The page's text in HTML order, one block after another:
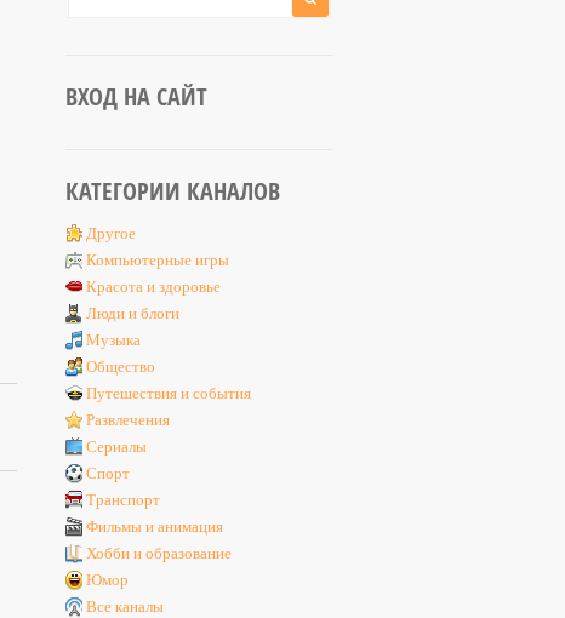
ВХОД НА САЙТ
КАТЕГОРИИ КАНАЛОВ
Другое
Компьютерные игры
Красота и здоровье
Люди и блоги
Музыка
Общество
Путешествия и события
Развлечения
Сериалы
Спорт
Транспорт
Фильмы и анимация
Хобби и образование
Юмор
Все каналы